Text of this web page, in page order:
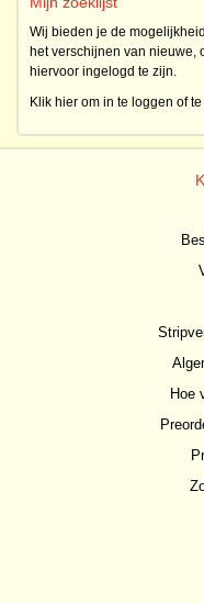
Wij bieden je de
het verschijnen van nieuwe,
hiervoor ingelogd te zijn.
Klik hier om in te loggen of
Hoe